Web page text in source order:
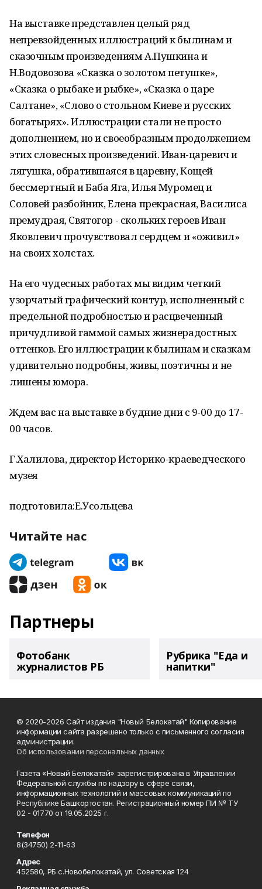
На выставке представлен целый ряд
непревзойденных иллюстраций к былинам и
сказочным произведениям А.Пушкина и
Н.Водовозова «Сказка о золотом петушке»,
«Сказка о рыбаке и рыбке», «Сказка о царе
Салтане», «Слово о стольном Киеве и русских
богатырях». Иллюстрации стали не просто
дополнением, но и своеобразным продолжением
этих словесных произведений. Иван-царевич и
лягушка, обратившаяся в царевну, Кощей
бессмертный и Баба Яга, Илья Муромец и
Соловей разбойник, Елена прекрасная, Василиса
премудрая, Святогор - скольких героев Иван
Яковлевич прочувствовал сердцем и «оживил»
на своих холстах.
На его чудесных работах мы видим четкий
узорчатый графический контур, исполненный с
предельной подробностью и расцвеченный
причудливой гаммой самых жизнерадостных
оттенков. Его иллюстрации к былинам и сказкам
удивительно подробны, живы, поэтичны и не
лишены юмора.
Ждем вас на выставке в будние дни с 9-00 до 17-
00 часов.
Г.Халилова, директор Историко-краеведческого
музея
подготовила:Е.Усольцева
Читайте нас
Партнеры
Фотобанк
журналистов РБ
Рубрика "Еда и
напитки"
© 2020-2026 Сайт издания "Новый Белокатай" Копирование
информации сайта разрешено только с письменного согласия
администрации.
Об использовании персональных данных
Газета «Новый Белокатай» зарегистрирована в Управлении
Федеральной службы по надзору в сфере связи,
информационных технологий и массовых коммуникаций по
Республике Башкортостан. Регистрационный номер ПИ № ТУ
02 - 01770 от 19.05.2025 г.
Телефон
8(34750) 2-11-63
Адрес
452580, РБ с.Новобелокатай, ул. Советская 124